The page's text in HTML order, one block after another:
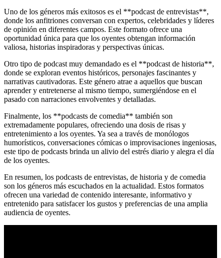
Uno de los géneros más exitosos es el **podcast de entrevistas**,
donde los anfitriones conversan con expertos, celebridades y líderes
de opinión en diferentes campos. Este formato ofrece una
oportunidad única para que los oyentes obtengan información
valiosa, historias inspiradoras y perspectivas únicas.
Otro tipo de podcast muy demandado es el **podcast de historia**,
donde se exploran eventos históricos, personajes fascinantes y
narrativas cautivadoras. Este género atrae a aquellos que buscan
aprender y entretenerse al mismo tiempo, sumergiéndose en el
pasado con narraciones envolventes y detalladas.
Finalmente, los **podcasts de comedia** también son
extremadamente populares, ofreciendo una dosis de risas y
entretenimiento a los oyentes. Ya sea a través de monólogos
humorísticos, conversaciones cómicas o improvisaciones ingeniosas,
este tipo de podcasts brinda un alivio del estrés diario y alegra el día
de los oyentes.
En resumen, los podcasts de entrevistas, de historia y de comedia
son los géneros más escuchados en la actualidad. Estos formatos
ofrecen una variedad de contenido interesante, informativo y
entretenido para satisfacer los gustos y preferencias de una amplia
audiencia de oyentes.